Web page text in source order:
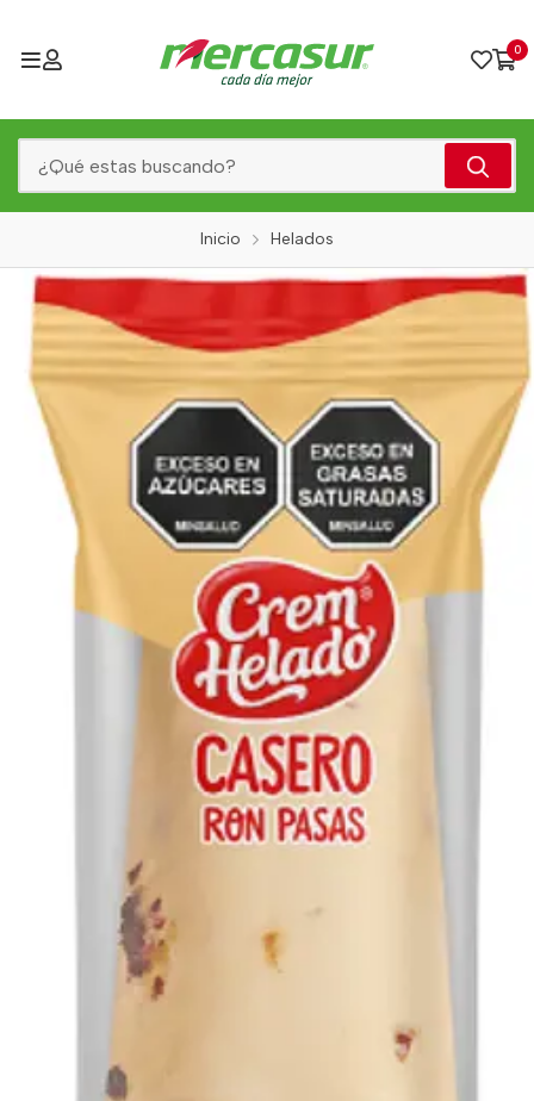
0
Inicio Helados